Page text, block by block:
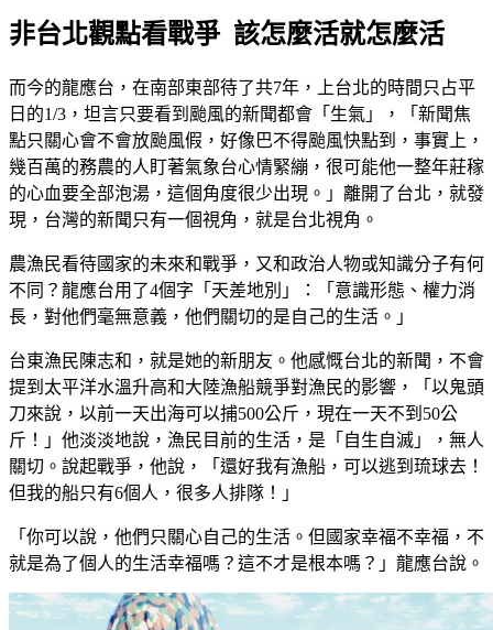
非台北觀點看戰爭 該怎麼活就怎麼活
而今的龍應台，在南部東部待了共7年，上台北的時間只占平
日的1/3，坦言只要看到颱風的新聞都會「生氣」，「新聞焦
點只關心會不會放颱風假，好像巴不得颱風快點到，事實上，
幾百萬的務農的人盯著氣象台心情緊繃，很可能他一整年莊稼
的心血要全部泡湯，這個角度很少出現。」離開了台北，就發
現，台灣的新聞只有一個視角，就是台北視角。
農漁民看待國家的未來和戰爭，又和政治人物或知識分子有何
不同？龍應台用了4個字「天差地別」：「意識形態、權力消
長，對他們毫無意義，他們關切的是自己的生活。」
台東漁民陳志和，就是她的新朋友。他感慨台北的新聞，不會
提到太平洋水溫升高和大陸漁船競爭對漁民的影響，「以鬼頭
刀來說，以前一天出海可以捕500公斤，現在一天不到50公
斤！」他淡淡地說，漁民目前的生活，是「自生自滅」，無人
關切。說起戰爭，他說，「還好我有漁船，可以逃到琉球去！
但我的船只有6個人，很多人排隊！」
「你可以說，他們只關心自己的生活。但國家幸福不幸福，不
就是為了個人的生活幸福嗎？這不才是根本嗎？」龍應台說。